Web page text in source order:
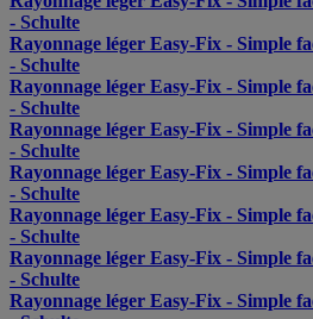
- Schulte
Rayonnage léger Easy-Fix - Simple
- Schulte
Rayonnage léger Easy-Fix - Simple
- Schulte
Rayonnage léger Easy-Fix - Simple
- Schulte
Rayonnage léger Easy-Fix - Simple
- Schulte
Rayonnage léger Easy-Fix - Simple
- Schulte
Rayonnage léger Easy-Fix - Simple
- Schulte
Rayonnage léger Easy-Fix - Simple